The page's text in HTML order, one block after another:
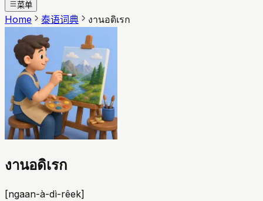
菜单
Home 泰语词典 งานอดิเรก
งานอดิเรก
[ngaan-à-dì-rêek]